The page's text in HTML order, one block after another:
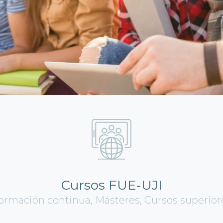
Cursos FUE-UJI
continua, Másteres, Cursos